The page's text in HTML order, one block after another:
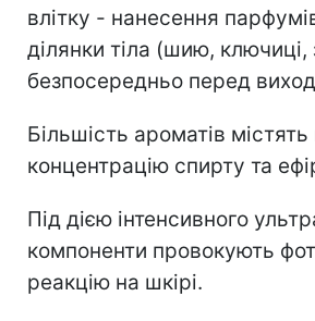
влітку - нанесення
ділянки тіла (шию, ключиці,
безпосередньо перед
Більшість ароматів
концентрацію спирту та
Під дією інтенсивного
компоненти провокують
реакцію на шкірі.